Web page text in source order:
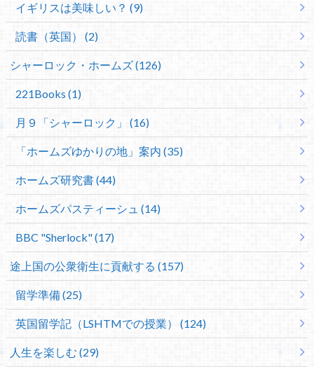
イギリスは美味しい？ (9)
読書（英国） (2)
シャーロック・ホームズ (126)
221Books (1)
月９「シャーロック」 (16)
「ホームズゆかりの地」案内 (35)
ホームズ研究書 (44)
ホームズパスティーシュ (14)
BBC "Sherlock" (17)
途上国の公衆衛生に貢献する (157)
留学準備 (25)
英国留学記（LSHTMでの授業） (124)
人生を楽しむ (29)